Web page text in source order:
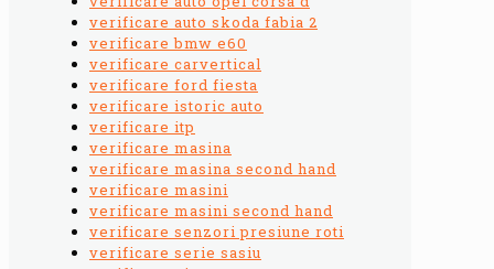
verificare auto skoda fabia 2
verificare bmw e60
verificare carvertical
verificare ford fiesta
verificare istoric auto
verificare itp
verificare masina
verificare masina second hand
verificare masini
verificare masini second hand
verificare senzori presiune roti
verificare serie sasiu